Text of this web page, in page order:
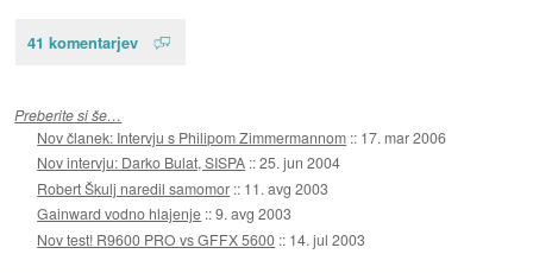
41 komentarjev
Preberite si še…
Nov članek: Intervju s Philipom Zimmermannom :: 17. mar 2006
Nov intervju: Darko Bulat, SISPA ::25. jun 2004
Robert Škulj naredil samomor :: 11. avg 2003
Gainward vodno hlajenje ::9. avg 2003
Nov test! R9600 PRO vs GFFX 5600 :: 14. jul 2003